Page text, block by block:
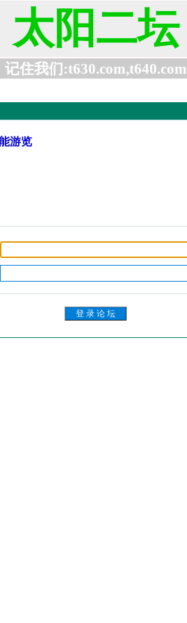
太阳二坛
记住我们:t630.com,t640.com
游览